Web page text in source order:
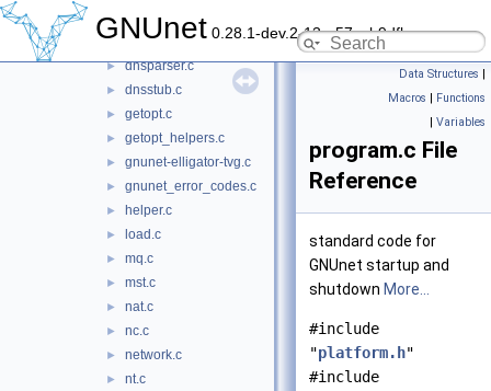
GNUnet 0.28.1-dev.2-13-g57ceb9dfb
► disk.c
► disk.h
► dnsparser.c
► dnsstub.c
► getopt.c
► getopt_helpers.c
► gnunet-elligator-tvg.c
► gnunet_error_codes.c
► helper.c
► load.c
► mq.c
► mst.c
► nat.c
► nc.c
► network.c
► nt.c
Data Structures |
Macros | Functions
| Variables
program.c File
Reference
standard code for
GNUnet startup and
shutdown More...
#include
"platform.h"
#include